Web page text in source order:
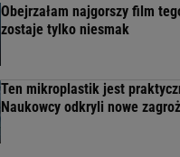
Obejrzałam najgorszy film
zostaje tylko niesmak
Ten mikroplastik jest
Naukowcy odkryli nowe